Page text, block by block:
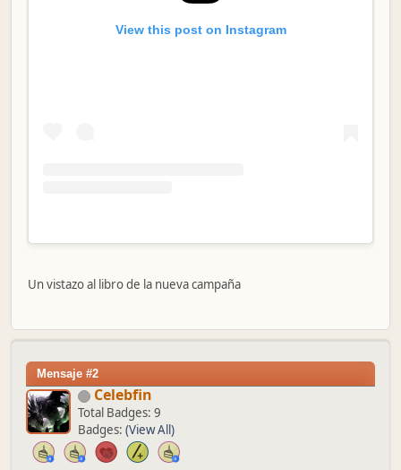
View this post on Instagram
Un vistazo al libro de la nueva campaña
Mensaje #2
Celebfin
Total Badges: 9
Badges: (View All)